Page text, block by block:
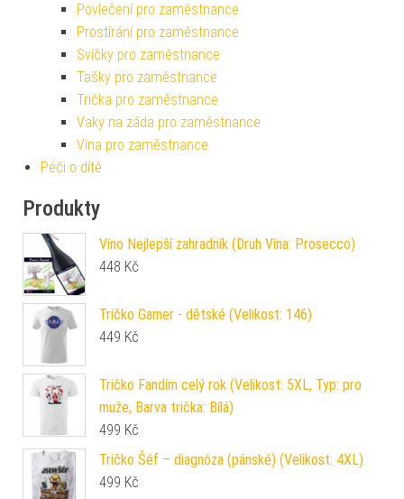
Povlečení pro zaměstnance
Prostírání pro zaměstnance
Svíčky pro zaměstnance
Tašky pro zaměstnance
Trička pro zaměstnance
Vaky na záda pro zaměstnance
Vína pro zaměstnance
Péči o dítě
Produkty
Víno Nejlepší zahradník (Druh Vína: Prosecco)
448 Kč
Tričko Gamer - dětské (Velikost: 146)
449 Kč
Tričko Fandím celý rok (Velikost: 5XL, Typ: pro
muže, Barva trička: Bílá)
499 Kč
Tričko Šéf – diagnóza (pánské) (Velikost: 4XL)
499 Kč